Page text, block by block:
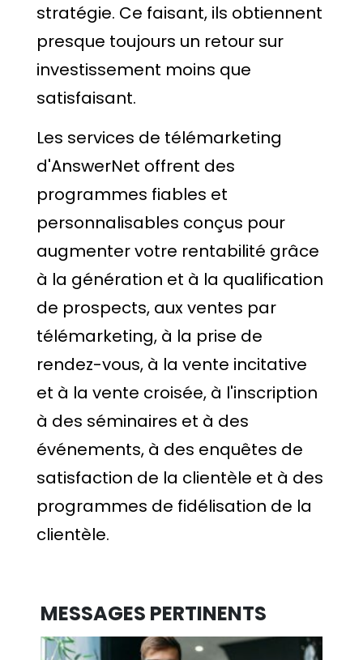
stratégie. Ce faisant, ils obtiennent
presque toujours un retour sur
investissement moins que
satisfaisant.
Les services de télémarketing
d'AnswerNet offrent des
programmes fiables et
personnalisables conçus pour
augmenter votre rentabilité grâce
à la génération et à la qualification
de prospects, aux ventes par
télémarketing, à la prise de
rendez-vous, à la vente incitative
et à la vente croisée, à l'inscription
à des séminaires et à des
événements, à des enquêtes de
satisfaction de la clientèle et à des
programmes de fidélisation de la
clientèle.
MESSAGES PERTINENTS